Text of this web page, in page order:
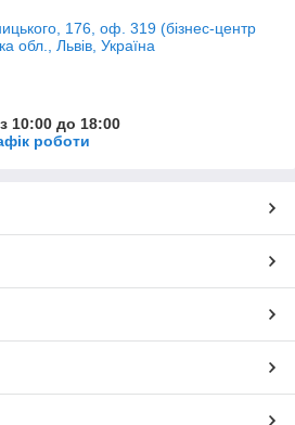
176, оф. 319 (бізнес-центр
обл., Львів, Україна
10:00 до 18:00
роботи